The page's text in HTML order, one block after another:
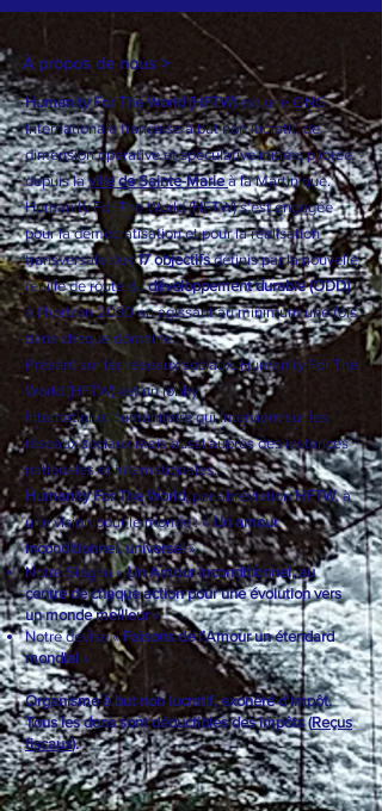
À propos de nous >
Humanity For The World (HFTW)est une ONG
Internationale française à but non lucratif, de
dimension opérative et spéculative initiée, pilotée
depuis laville de Sainte-Marieà la Martinique.
Humanity For The World (HFTW) s'est engagée
pour la démocratisation et pour la réalisation
transversale des17 objectifsdéfinis par la nouvelle
feuille de route dudéveloppement durable (ODD)
à l’horizon 2030 en agissant au minimum une fois
dans chaque domaine.
Présent sur les réseaux sociaux, Humanity For The
World (HFTW) est unlobby
international humanitaire qui intervient sur les
réseaux sociaux mais aussi auprès des instances
nationales et internationales.
Humanity For The World, par abréviationHFTW, à
une vision pour le monde : «Un amour
inconditionnel, universel»
Notre Slogan «Un Amour inconditionnel, au
centre de chaque action pour une évolution vers
un monde meilleur»
Notre devise «Faisons de l’Amour un étendard
mondial »
Organisme à but non lucratif, exonéré d'impôt.
Tous les dons sont déductibles des impôts (Reçus
fiscaux).